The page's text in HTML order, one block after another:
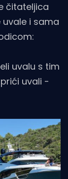
čitateljica
i sama
uvalu s tim
uvali -